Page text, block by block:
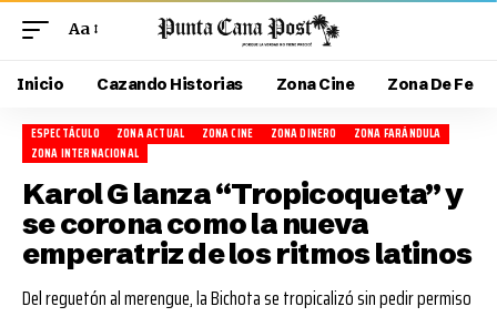
Aa
Inicio Cazando Historias Zona Cine Zona De Fe
ESPECTÁCULO ZONA ACTUAL ZONA CINE ZONA DINERO
ZONA FARÁNDULA
ZONA INTERNACIONAL
Karol G lanza “Tropicoqueta” y
se corona como la nueva
emperatriz de los ritmos latinos
Del reguetón al merengue, la Bichota se tropicalizó sin pedir permiso